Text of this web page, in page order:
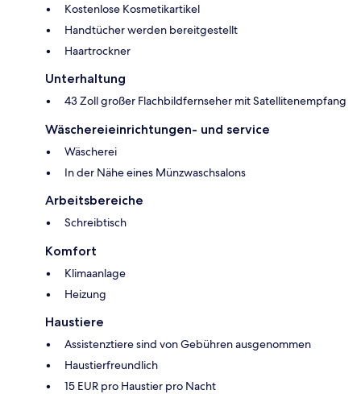
Kostenlose Kosmetikartikel
Handtücher werden bereitgestellt
Haartrockner
Unterhaltung
43 Zoll großer Flachbildfernseher mit Satellitenempfang
Wäschereieinrichtungen- und service
Wäscherei
In der Nähe eines Münzwaschsalons
Arbeitsbereiche
Schreibtisch
Komfort
Klimaanlage
Heizung
Haustiere
Assistenztiere sind von Gebühren ausgenommen
Haustierfreundlich
15 EUR pro Haustier pro Nacht